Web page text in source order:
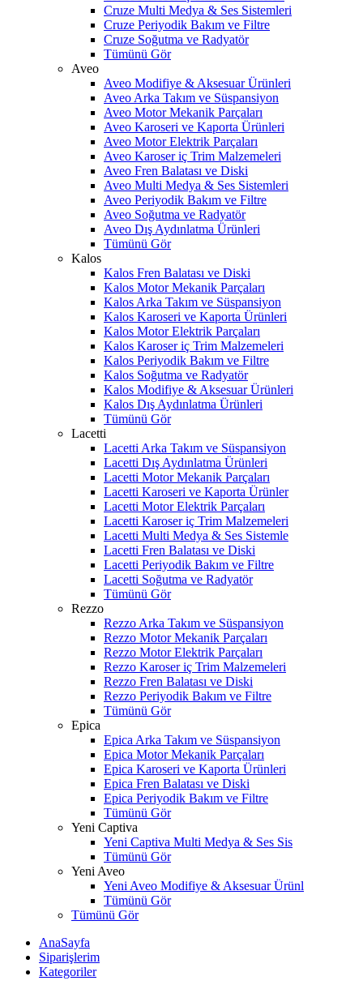
Cruze Multi Medya & Ses Sistemleri
Cruze Periyodik Bakım ve Filtre
Cruze Soğutma ve Radyatör
Tümünü Gör
Aveo
Aveo Modifiye & Aksesuar Ürünleri
Aveo Arka Takım ve Süspansiyon
Aveo Motor Mekanik Parçaları
Aveo Karoseri ve Kaporta Ürünleri
Aveo Motor Elektrik Parçaları
Aveo Karoser iç Trim Malzemeleri
Aveo Fren Balatası ve Diski
Aveo Multi Medya & Ses Sistemleri
Aveo Periyodik Bakım ve Filtre
Aveo Soğutma ve Radyatör
Aveo Dış Aydınlatma Ürünleri
Tümünü Gör
Kalos
Kalos Fren Balatası ve Diski
Kalos Motor Mekanik Parçaları
Kalos Arka Takım ve Süspansiyon
Kalos Karoseri ve Kaporta Ürünleri
Kalos Motor Elektrik Parçaları
Kalos Karoser iç Trim Malzemeleri
Kalos Periyodik Bakım ve Filtre
Kalos Soğutma ve Radyatör
Kalos Modifiye & Aksesuar Ürünleri
Kalos Dış Aydınlatma Ürünleri
Tümünü Gör
Lacetti
Lacetti Arka Takım ve Süspansiyon
Lacetti Dış Aydınlatma Ürünleri
Lacetti Motor Mekanik Parçaları
Lacetti Karoseri ve Kaporta Ürünler
Lacetti Motor Elektrik Parçaları
Lacetti Karoser iç Trim Malzemeleri
Lacetti Multi Medya & Ses Sistemle
Lacetti Fren Balatası ve Diski
Lacetti Periyodik Bakım ve Filtre
Lacetti Soğutma ve Radyatör
Tümünü Gör
Rezzo
Rezzo Arka Takım ve Süspansiyon
Rezzo Motor Mekanik Parçaları
Rezzo Motor Elektrik Parçaları
Rezzo Karoser iç Trim Malzemeleri
Rezzo Fren Balatası ve Diski
Rezzo Periyodik Bakım ve Filtre
Tümünü Gör
Epica
Epica Arka Takım ve Süspansiyon
Epica Motor Mekanik Parçaları
Epica Karoseri ve Kaporta Ürünleri
Epica Fren Balatası ve Diski
Epica Periyodik Bakım ve Filtre
Tümünü Gör
Yeni Captiva
Yeni Captiva Multi Medya & Ses Sis
Tümünü Gör
Yeni Aveo
Yeni Aveo Modifiye & Aksesuar Ürünl
Tümünü Gör
Tümünü Gör
AnaSayfa
Siparişlerim
Kategoriler